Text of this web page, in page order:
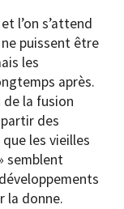
l’on s’attend
puissent être
les
après.
la fusion
des
les vieilles
semblent
la donne.